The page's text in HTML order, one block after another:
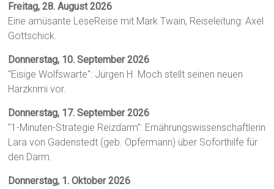
Freitag, 28. August 2026
Eine amüsante LeseReise mit Mark Twain, Reiseleitung: Axel
Gottschick.
Donnerstag, 10. September 2026
"Eisige Wolfswarte": Jürgen H. Moch stellt seinen neuen
Harzkrimi vor.
Donnerstag, 17. September 2026
"1-Minuten-Strategie Reizdarm": Ernährungswissenschaftlerin
Lara von Gadenstedt (geb. Opfermann) über Soforthilfe für
den Darm.
Donnerstag, 1. Oktober 2026